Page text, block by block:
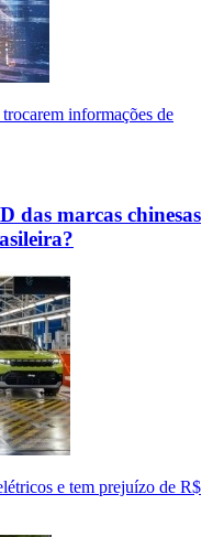
informações de
das marcas chinesas
e tem prejuízo de R$